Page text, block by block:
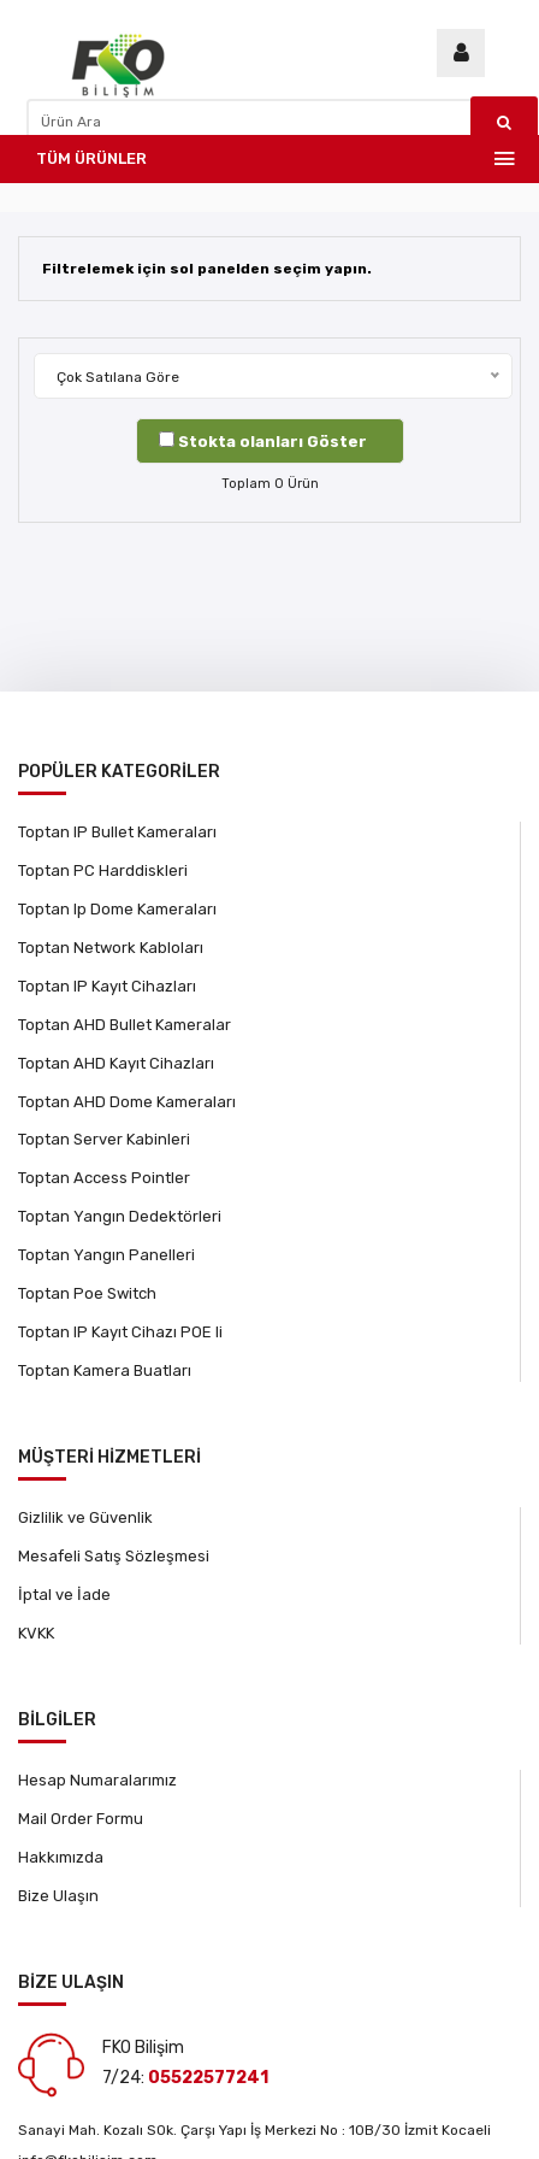
TÜM ÜRÜNLER
Filtrelemek için sol panelden seçim yapın.
Çok Satılana Göre
Stokta olanları Göster
Toplam 0 Ürün
POPÜLER KATEGORİLER
Toptan IP Bullet Kameraları
Toptan PC Harddiskleri
Toptan Ip Dome Kameraları
Toptan Network Kabloları
Toptan IP Kayıt Cihazları
Toptan AHD Bullet Kameralar
Toptan AHD Kayıt Cihazları
Toptan AHD Dome Kameraları
Toptan Server Kabinleri
Toptan Access Pointler
Toptan Yangın Dedektörleri
Toptan Yangın Panelleri
Toptan Poe Switch
Toptan IP Kayıt Cihazı POE li
Toptan Kamera Buatları
MÜŞTERİ HİZMETLERİ
Gizlilik ve Güvenlik
Mesafeli Satış Sözleşmesi
İptal ve İade
KVKK
BİLGİLER
Hesap Numaralarımız
Mail Order Formu
Hakkımızda
Bize Ulaşın
BİZE ULAŞIN
FKO Bilişim
7/24: 05522577241
Sanayi Mah. Kozalı SOk. Çarşı Yapı İş Merkezi No : 10B/30 İzmit Kocaeli